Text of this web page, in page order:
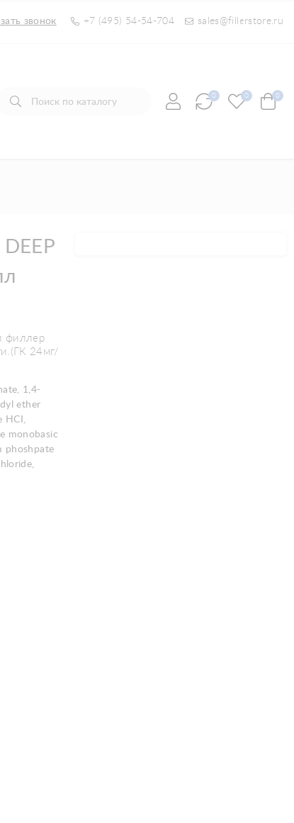
звонок +7 (495) 54-54-704 sales@fillerstore.ru
0 0 0
филлер
24мг/
1,4-
ether
HCI,
monobasic
phoshpate